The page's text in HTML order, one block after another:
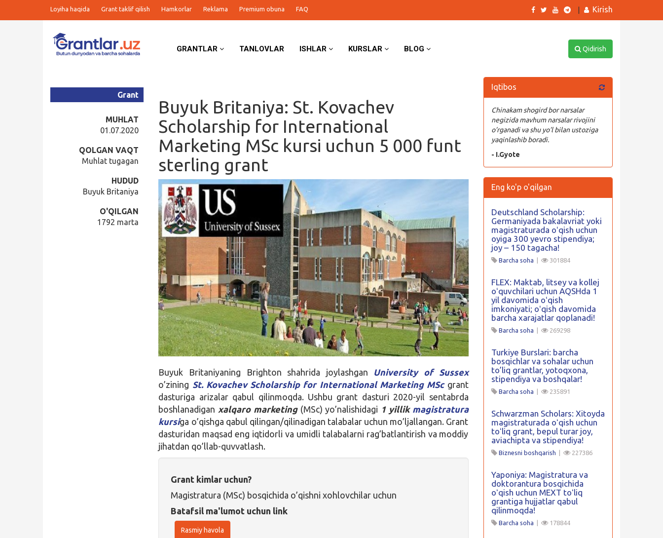
Loyiha haqida Grant taklif qilish Hamkorlar Reklama Premium obuna FAQ Kirish
GRANTLAR TANLOVLAR ISHLAR KURSLAR BLOG Qidirish
Buyuk Britaniya: St. Kovachev
Scholarship for International
Marketing MSc kursi uchun 5 000 funt
sterling grant
Grant
MUHLAT
01.07.2020
QOLGAN VAQT
Muhlat tugagan
HUDUD
Buyuk Britaniya
O'QILGAN
1792 marta
Buyuk Britaniyaning Brighton shahrida joylashgan University of Sussex
o’zining St. Kovachev Scholarship for International Marketing MScgrant
dasturiga arizalar qabul qilinmoqda. Ushbu grant dasturi 2020-yil sentabrda
boshlanadigan xalqaro marketing(MSc) yo’nalishidagi 1 yillik magistratura
kursiga o’qishga qabul qilingan/qilinadigan talabalar uchun mo’ljallangan. Grant
dasturidan maqsad eng iqtidorli va umidli talabalarni rag’batlantirish va moddiy
jihatdan qo’llab-quvvatlash.
Grant kimlar uchun?
Magistratura (MSc) bosqichida o’qishni xohlovchilar uchun
Batafsil ma'lumot uchun link
Rasmiy havola
Iqtibos
Chinakam shogird bor narsalar
negizida mavhum narsalar rivojini
o’rganadi va shu yo’l bilan ustoziga
yaqinlashib boradi.
- I.Gyote
Eng ko'p o'qilgan
Deutschland Scholarship:
Germaniyada bakalavriat yoki
magistraturada oʻqish uchun
oyiga 300 yevro stipendiya;
joy – 150 tagacha!
Barcha soha 301884
FLEX: Maktab, litsey va kollej
oʻquvchilari uchun AQSHda 1
yil davomida oʻqish
imkoniyati; oʻqish davomida
barcha xarajatlar qoplanadi!
Barcha soha 269298
Turkiye Burslari: barcha
bosqichlar va sohalar uchun
to’liq grantlar, yotoqxona,
stipendiya va boshqalar!
Barcha soha 235891
Schwarzman Scholars: Xitoyda
magistraturada oʻqish uchun
toʻliq grant, bepul turar joy,
aviachipta va stipendiya!
Biznesni boshqarish 227386
Yaponiya: Magistratura va
doktorantura bosqichida
oʻqish uchun MEXT toʻliq
grantiga hujjatlar qabul
qilinmoqda!
Barcha soha 178844